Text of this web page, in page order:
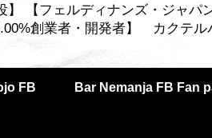
】 【フェルディナンズ・ジャ
創業者・開発者】 カクテル
FB Bar Nemanja FB Fan